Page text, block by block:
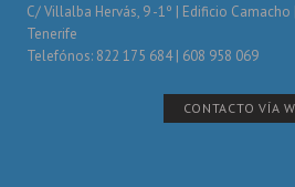
C/ Villalba Hervás, 9 -1º | Edificio Camacho
Tenerife
Telefónos: 822 175 684 | 608 958 069
CONTACTO VÍA